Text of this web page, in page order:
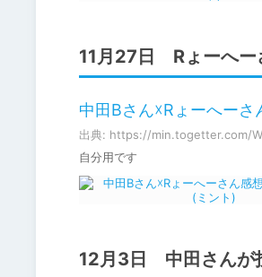
11月27日 Rょーへー
中田Bさん☓Rょーへー
出典: https://min.togetter.com/
自分用です
12月3日 中田さんが